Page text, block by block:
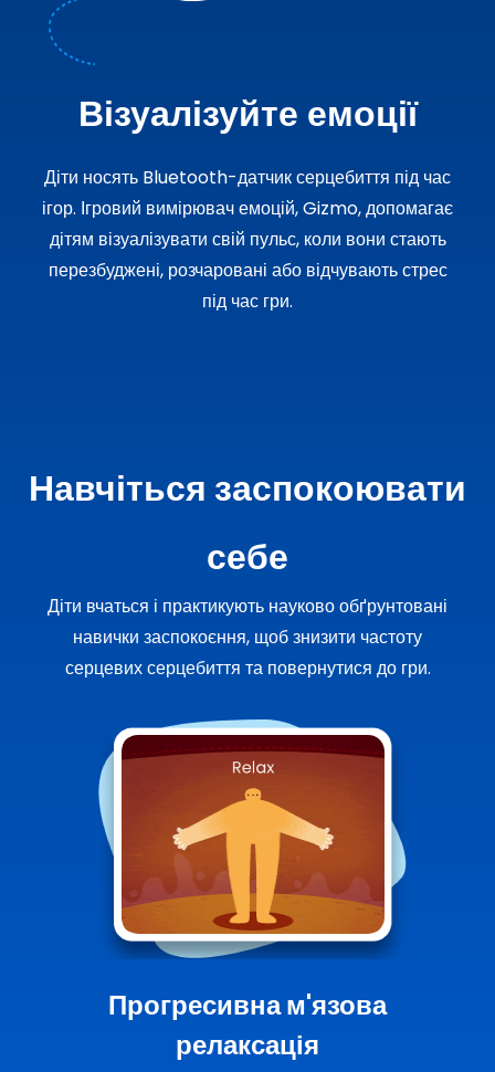
Візуалізуйте емоції
Діти носять Bluetooth-датчик серцебиття під час
ігор. Ігровий вимірювач емоцій, Gizmo, допомагає
дітям візуалізувати свій пульс, коли вони стають
перезбуджені, розчаровані або відчувають стрес
під час гри.
Навчіться заспокоювати
себе
Діти вчаться і практикують науково обґрунтовані
навички заспокоєння, щоб знизити частоту
серцевих серцебиття та повернутися до гри.
Прогресивна м'язова
релаксація